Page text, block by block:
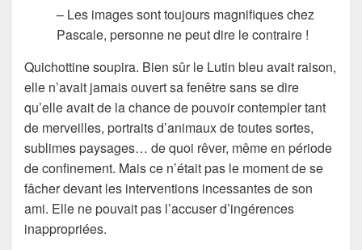
– Les images sont toujours magnifiques chez
Pascale, personne ne peut dire le contraire !
Quichottine soupira. Bien sûr le Lutin bleu avait raison,
elle n’avait jamais ouvert sa fenêtre sans se dire
qu’elle avait de la chance de pouvoir contempler tant
de merveilles, portraits d’animaux de toutes sortes,
sublimes paysages… de quoi rêver, même en période
de confinement. Mais ce n’était pas le moment de se
fâcher devant les interventions incessantes de son
ami. Elle ne pouvait pas l’accuser d’ingérences
inappropriées.